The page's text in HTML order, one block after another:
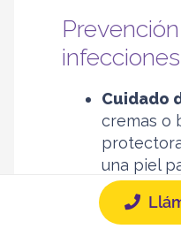
infecciones
Cuidado
cremas o
una piel
sensible o
infección.